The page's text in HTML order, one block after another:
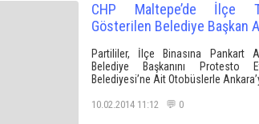
CHP Maltepe’de İlçe
Gösterilen Belediye Başkan
Partililer, İlçe Binasına Pankart
Belediye Başkanını Protesto
Belediyesi’ne Ait Otobüslerle
10.02.2014 11:12 💬 0